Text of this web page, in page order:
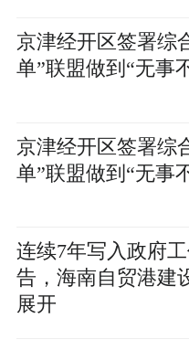
京津经开区签署综
单”联盟做到“无事
京津经开区签署综
单”联盟做到“无事
连续7年写入政府
告，海南自贸港建
展开